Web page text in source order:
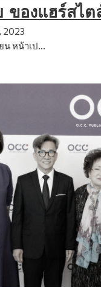
ของแฮร์สไ
2023
น หน้าเป…